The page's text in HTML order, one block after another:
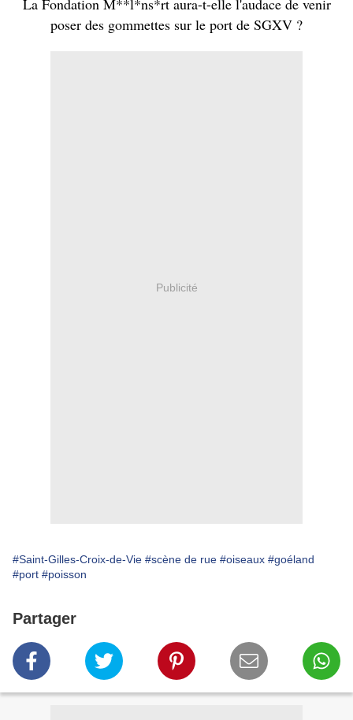
La Fondation M**l*ns*rt aura-t-elle l'audace de venir
poser des gommettes sur le port de SGXV ?
Publicité
#Saint-Gilles-Croix-de-Vie #scène de rue #oiseaux #goéland
#port #poisson
Partager